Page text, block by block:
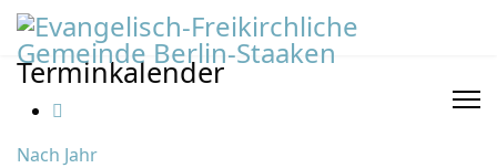
Terminkalender
Nach Jahr